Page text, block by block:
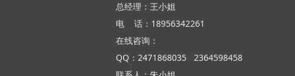
总经理：王小姐
电 话：18956342261
在线咨询：
QQ：2471868035 2364598458